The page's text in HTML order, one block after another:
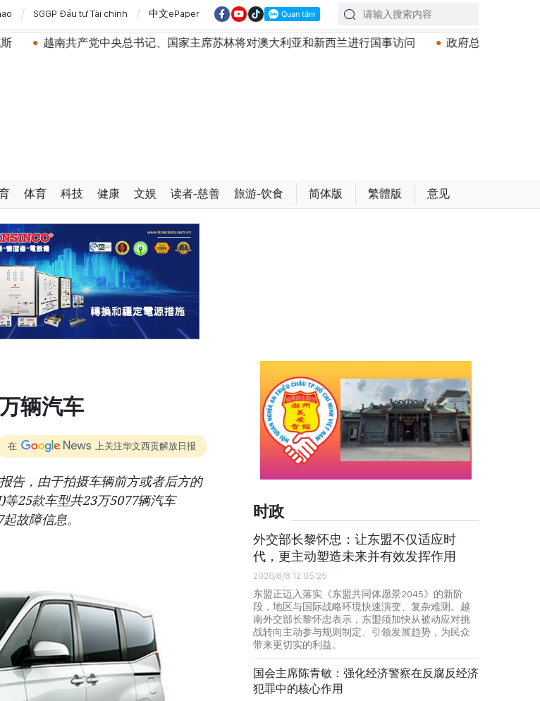
SGGP Đầu tư Tài chính 中文ePaper
中央总书记、国家主席苏林将对澳大利亚和新西兰进行国事访问 政府总理黎明兴：网络安全必须做
体育 科技 健康 文娱 读者-慈善 旅游-饮食 简体版 繁體版 意见
辆汽车
在 上关注华文西贡解放日报
告，由于拍摄车辆前方或者后方的
25款车型共23万5077辆汽车
故障信息。
时政
外交部长黎怀忠：让东盟不仅适应时
代，更主动塑造未来并有效发挥作用
2026/8/8 12:05:25
东盟正迈入落实《东盟共同体愿景2045》的新阶
段，地区与国际战略环境快速演变、复杂难测。越
南外交部长黎怀忠表示，东盟须加快从被动应对挑
战转向主动参与规则制定、引领发展趋势，为民众
带来更切实的利益。
国会主席陈青敏：强化经济警察在反腐反经济
犯罪中的核心作用